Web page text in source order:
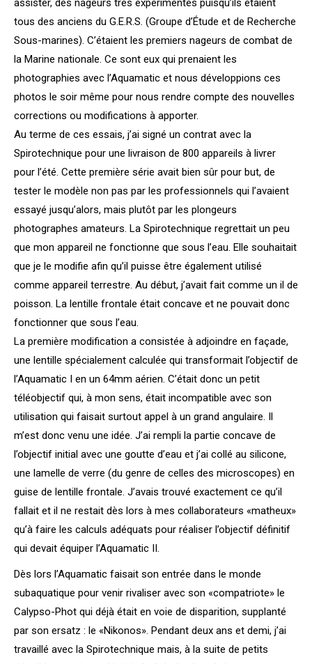
assister, des nageurs très expérimentés puisqu’ils étaient
tous des anciens du G.E.R.S. (Groupe d’Étude et de Recherche
Sous-marines). C’étaient les premiers nageurs de combat de
la Marine nationale. Ce sont eux qui prenaient les
photographies avec l’Aquamatic et nous développions ces
photos le soir même pour nous rendre compte des nouvelles
corrections ou modifications à apporter.
Au terme de ces essais, j’ai signé un contrat avec la
Spirotechnique pour une livraison de 800 appareils à livrer
pour l’été. Cette première série avait bien sûr pour but, de
tester le modèle non pas par les professionnels qui l’avaient
essayé jusqu’alors, mais plutôt par les plongeurs
photographes amateurs. La Spirotechnique regrettait un peu
que mon appareil ne fonctionne que sous l’eau. Elle souhaitait
que je le modifie afin qu’il puisse être également utilisé
comme appareil terrestre. Au début, j’avait fait comme un il de
poisson. La lentille frontale était concave et ne pouvait donc
fonctionner que sous l’eau.
La première modification a consistée à adjoindre en façade,
une lentille spécialement calculée qui transformait l’objectif de
l’Aquamatic I en un 64mm aérien. C’était donc un petit
téléobjectif qui, à mon sens, était incompatible avec son
utilisation qui faisait surtout appel à un grand angulaire. Il
m’est donc venu une idée. J’ai rempli la partie concave de
l’objectif initial avec une goutte d’eau et j’ai collé au silicone,
une lamelle de verre (du genre de celles des microscopes) en
guise de lentille frontale. J’avais trouvé exactement ce qu’il
fallait et il ne restait dès lors à mes collaborateurs «matheux»
qu’à faire les calculs adéquats pour réaliser l’objectif définitif
qui devait équiper l’Aquamatic II.
Dès lors l’Aquamatic faisait son entrée dans le monde
subaquatique pour venir rivaliser avec son «compatriote» le
Calypso-Phot qui déjà était en voie de disparition, supplanté
par son ersatz : le «Nikonos». Pendant deux ans et demi, j’ai
travaillé avec la Spirotechnique mais, à la suite de petits